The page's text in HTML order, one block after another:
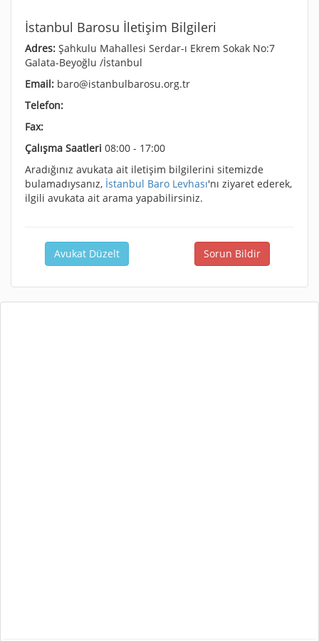
İstanbul Barosu İletişim Bilgileri
Adres: Şahkulu Mahallesi Serdar-ı Ekrem Sokak No:7
Galata-Beyoğlu /İstanbul
Email: baro@istanbulbarosu.org.tr
Telefon:
Fax:
Çalışma Saatleri 08:00 - 17:00
Aradığınız avukata ait iletişim bilgilerini sitemizde
bulamadıysanız, İstanbul Baro Levhası'nı ziyaret ederek,
ilgili avukata ait arama yapabilirsiniz.
Avukat Düzelt Sorun Bildir